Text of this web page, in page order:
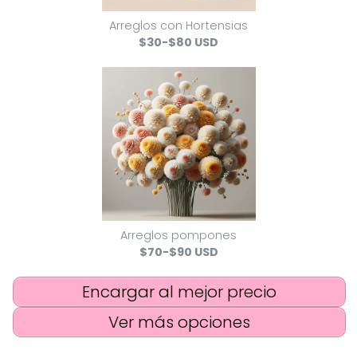
Arreglos con Hortensias
$30-$80 USD
Arreglos pompones
$70-$90 USD
Encargar al mejor precio
Ver más opciones